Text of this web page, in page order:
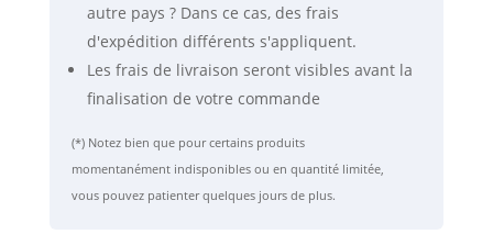
autre pays ? Dans ce cas, des frais
d'expédition différents s'appliquent.
Les frais de livraison seront visibles avant la
finalisation de votre commande
(*) Notez bien que pour certains produits
momentanément indisponibles ou en quantité limitée,
vous pouvez patienter quelques jours de plus.